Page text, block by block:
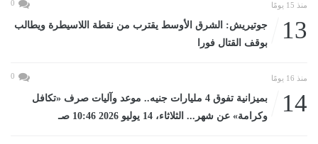
منذ 15 يومًا 0
13
جوتيريش: الشرق الأوسط يقترب من نقطة اللاسيطرة ويطالب
بوقف القتال فورا
منذ 16 يومًا 0
14
بميزانية تفوق 4 مليارات جنيه.. موعد وآليات صرف «تكافل
وكرامة» عن شهر... الثلاثاء، 14 يوليو 2026 10:46 صـ